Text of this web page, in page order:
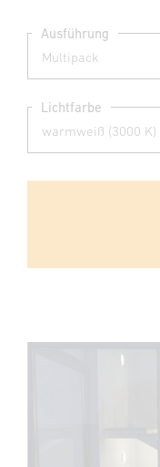
Ausführung
Lichtfarbe